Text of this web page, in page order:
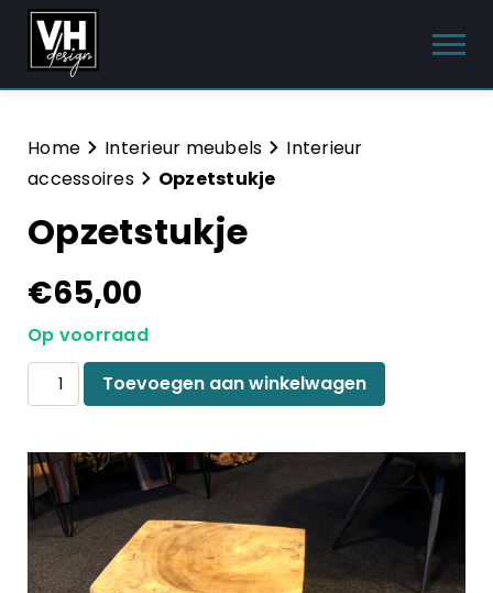
Producten
Tuinmeubelen
Sanitair
Meubelsets
Home Interieur meubels
Interieur
accessoires
Opzetstukje
Opzetstukje
€65,00
Op voorraad
Opzetstukje
aantal
Toevoegen aan winkelwagen